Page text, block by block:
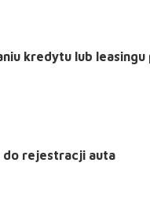
kredytu lub
do rejestracji auta